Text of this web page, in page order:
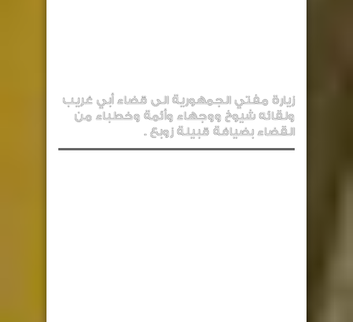
زيارة مفتي الجمهورية الى قضاء أبي غريب
ولقائه شيوخ ووجهاء وأئمة وخطباء من
القضاء بضيافة قبيلة زوبع .